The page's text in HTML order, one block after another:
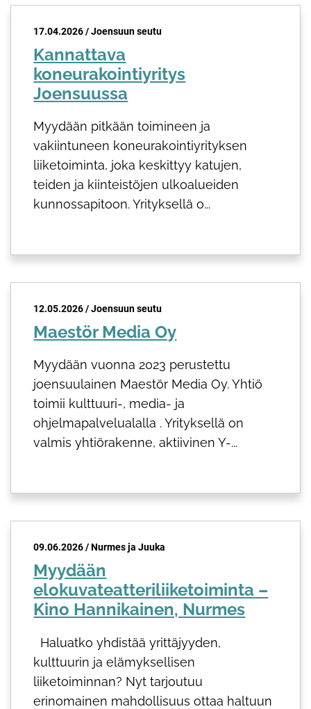
17.04.2026 / Joensuun seutu
Kannattava
koneurakointiyritys
Joensuussa
Myydään pitkään toimineen ja
vakiintuneen koneurakointiyrityksen
liiketoiminta, joka keskittyy katujen,
teiden ja kiinteistöjen ulkoalueiden
kunnossapitoon. Yrityksellä o...
12.05.2026 / Joensuun seutu
Maestör Media Oy
Myydään vuonna 2023 perustettu
joensuulainen Maestör Media Oy. Yhtiö
toimii kulttuuri-, media- ja
ohjelmapalvelualalla . Yrityksellä on
valmis yhtiörakenne, aktiivinen Y-...
09.06.2026 / Nurmes ja Juuka
Myydään
elokuvateatteriliiketoiminta –
Kino Hannikainen, Nurmes
Haluatko yhdistää yrittäjyyden,
kulttuurin ja elämyksellisen
liiketoiminnan? Nyt tarjoutuu
erinomainen mahdollisuus ottaa haltuun